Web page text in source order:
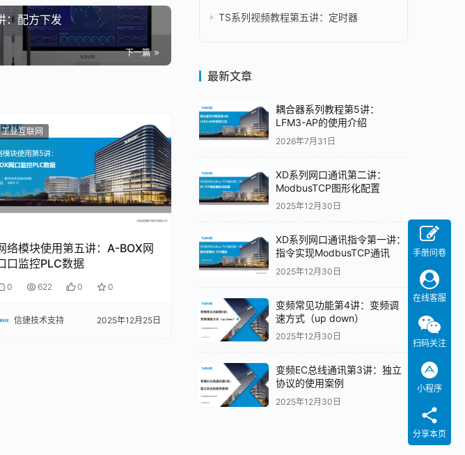
：配方下发
下一篇
工业互联网
络模块使用第五讲：A-BOX网
口监控PLC数据
0 622 0 0
信捷技术支持 2025年12月25日
TS系列视频教程第五讲：定时器
最新文章
耦合器系列教程第5讲：
LFM3-AP的使用介绍
2026年7月31日
XD系列网口通讯第二讲：
ModbusTCP图形化配置
2025年12月30日
XD系列网口通讯指令第一讲：
指令实现ModbusTCP通讯
2025年12月30日
变频常见功能第4讲：变频调
速方式（up down）
2025年12月30日
变频EC总线通讯第3讲：独立
协议的使用案例
2025年12月30日
手册问卷
在线客服
扫码关注
小程序
分享本页